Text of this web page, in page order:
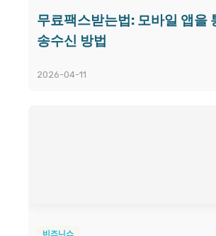
무료팩스받는법: 모바일 앱을
송수신 방법
2026-04-11
비즈니스